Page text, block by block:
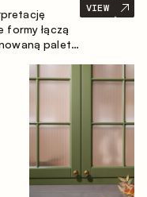
formy łączą
paletą
i
VIEW